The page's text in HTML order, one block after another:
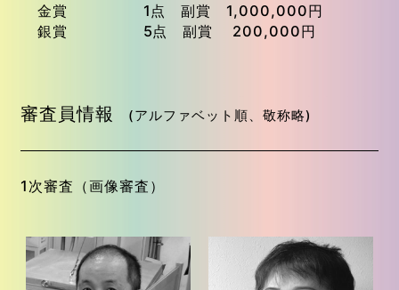
金賞 1点 副賞 1,000,000円
銀賞 5点 副賞 200,000円
審査員情報 (アルファベット順、敬称略)
1次審査（画像審査）